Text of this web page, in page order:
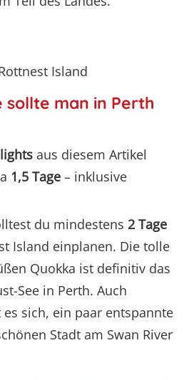
sollte man in Perth
aus diesem Artikel
1,5 Tage – inklusive
du mindestens 2 Tage
Island einplanen. Die tolle
Quokka ist definitiv das
See in Perth. Auch
sich, ein paar entspannte
Stadt am Swan River